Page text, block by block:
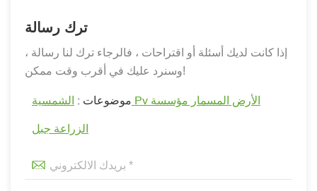
ترك رسالة
إذا كانت لديك أسئلة أو اقتراحات ، فالرجاء ترك لنا رسالة ،
وسنرد عليك في أقرب وقت ممكن!
موضوعات : الشمسية Pv الأرض المسمار مؤسسة
الزراعة جبل